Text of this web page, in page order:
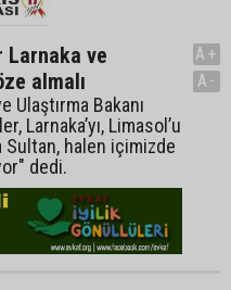
Larnaka ve
almalı
Ulaştırma Bakanı
Larnaka’yı, Limasol’u
Sultan, halen içimizde
dedi.
A+
A-